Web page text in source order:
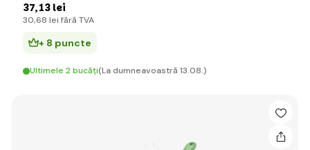
37,13 lei
30,68 lei fără TVA
+ 8 puncte
Ultimele 2 bucăți(La dumneavoastră 13.08.)